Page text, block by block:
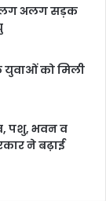
अलग सड़क
युवाओं को मिली
पशु, भवन व
ने बढ़ाई